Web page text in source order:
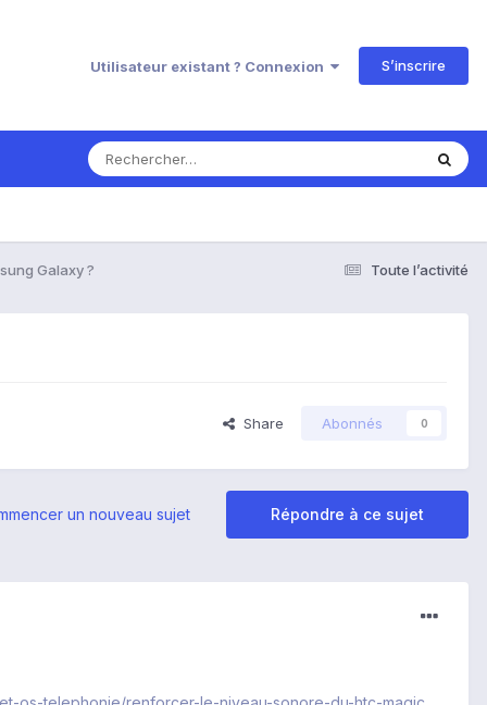
Utilisateur existant ? Connexion S’inscrire
Toute l’activité
Galaxy ?
Share Abonnés 0
Répondre à ce sujet
un nouveau sujet